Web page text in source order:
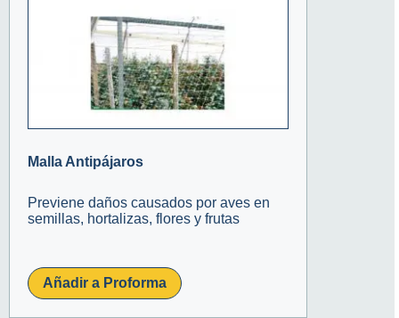
Malla Antipájaros
Previene daños causados por aves en
semillas, hortalizas, flores y frutas
Añadir a Proforma